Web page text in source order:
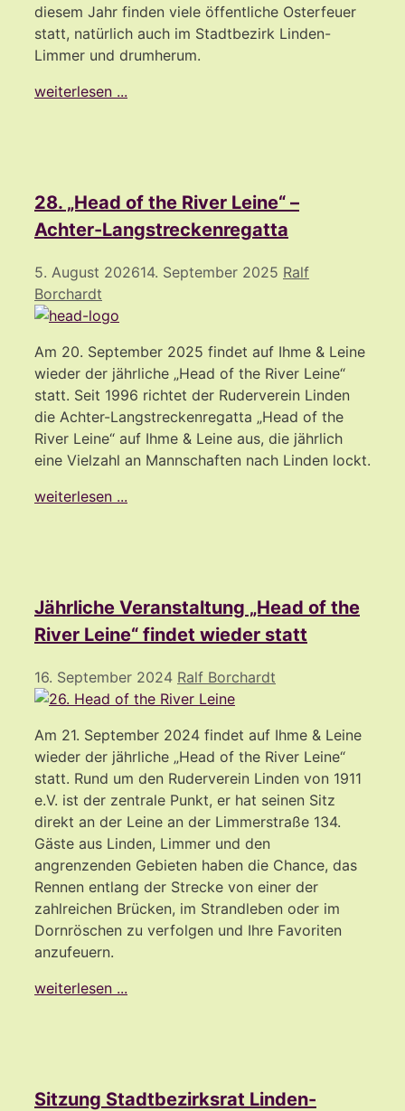
diesem Jahr finden viele öffentliche Osterfeuer
statt, natürlich auch im Stadtbezirk Linden-
Limmer und drumherum.
weiterlesen ...
28. „Head of the River Leine“ –
Achter-Langstreckenregatta
5. August 202614. September 2025 Ralf
Borchardt
Am 20. September 2025 findet auf Ihme & Leine
wieder der jährliche „Head of the River Leine“
statt. Seit 1996 richtet der Ruderverein Linden
die Achter-Langstreckenregatta „Head of the
River Leine“ auf Ihme & Leine aus, die jährlich
eine Vielzahl an Mannschaften nach Linden lockt.
weiterlesen ...
Jährliche Veranstaltung „Head of the
River Leine“ findet wieder statt
16. September 2024 Ralf Borchardt
Am 21. September 2024 findet auf Ihme & Leine
wieder der jährliche „Head of the River Leine“
statt. Rund um den Ruderverein Linden von 1911
e.V. ist der zentrale Punkt, er hat seinen Sitz
direkt an der Leine an der Limmerstraße 134.
Gäste aus Linden, Limmer und den
angrenzenden Gebieten haben die Chance, das
Rennen entlang der Strecke von einer der
zahlreichen Brücken, im Strandleben oder im
Dornröschen zu verfolgen und Ihre Favoriten
anzufeuern.
weiterlesen ...
Sitzung Stadtbezirksrat Linden-